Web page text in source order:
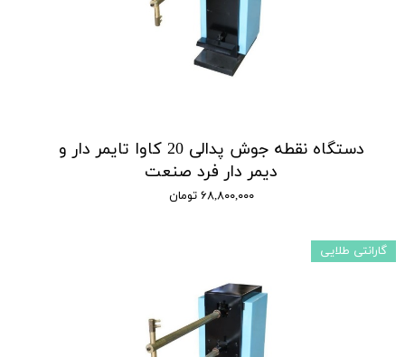
دستگاه نقطه جوش پدالی 20 کاوا تایمر دار و
دیمر دار فرد صنعت
۶۸,۸۰۰,۰۰۰ تومان
گارانتی طلایی